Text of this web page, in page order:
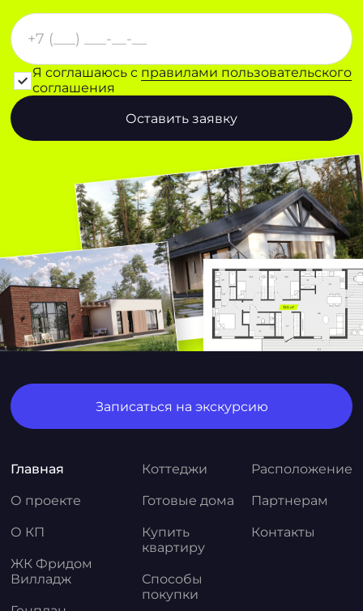
Я соглашаюсь с правилами пользовательского
соглашения
Записаться на экскурсию
Главная
О проекте
О КП
ЖК Фридом
Вилладж
Коттеджи
Готовые дома
Купить
квартиру
Способы
покупки
Расположение
Партнерам
Контакты